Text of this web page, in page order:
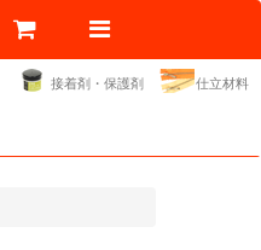
接着剤・保護剤 仕立材料